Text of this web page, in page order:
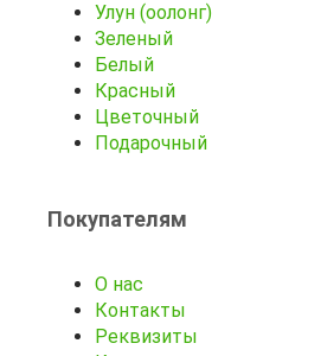
Улун (оолонг)
Зеленый
Белый
Красный
Цветочный
Подарочный
Покупателям
О нас
Контакты
Реквизиты